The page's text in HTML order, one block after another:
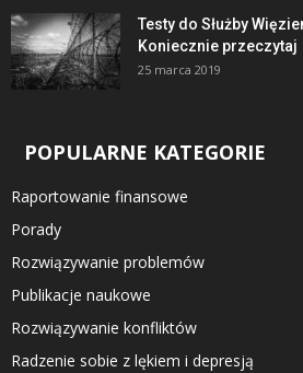
Testy do Służby
Koniecznie przeczytaj
25 marca 2019
POPULARNE KATEGORIE
Raportowanie finansowe
Porady
Rozwiązywanie problemów
Publikacje naukowe
Rozwiązywanie konfliktów
Radzenie sobie z lękiem i depresją